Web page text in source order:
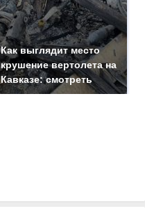
Как выглядит место
крушение вертолета на
Кавказе: смотреть